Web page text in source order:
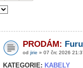
PRODÁM:
od jirie » 07 črc 2026
KATEGORIE: KABELY